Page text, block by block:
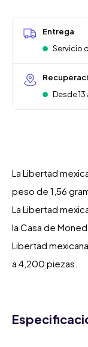
Entrega
Servicio
Desde
La Libertad
peso de 1,56
La Libertad
la Casa de
Libertad
a 4,200 piezas.